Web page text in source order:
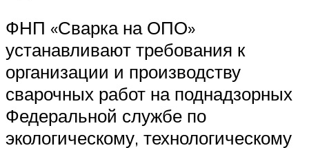
ФНП «Сварка на ОПО»
устанавливают требования к
организации и производству
сварочных работ на поднадзорных
Федеральной службе по
экологическому, технологическому